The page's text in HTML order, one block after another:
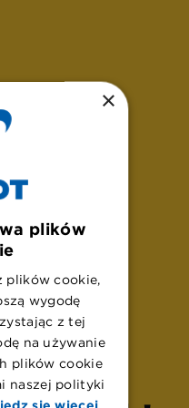
s!
×
plików
plików cookie,
wygodę
z tej
na używanie
plików cookie
naszej polityki